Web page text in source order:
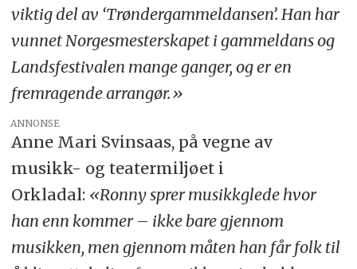
viktig del av ‘Trøndergammeldansen’. Han har
vunnet Norgesmesterskapet i gammeldans og
Landsfestivalen mange ganger, og er en
fremragende arrangør.»
ANNONSE
Anne Mari Svinsaas, på vegne av
musikk- og teatermiljøet i
Orkladal: «Ronny sprer musikkglede hvor
han enn kommer – ikke bare gjennom
musikken, men gjennom måten han får folk til